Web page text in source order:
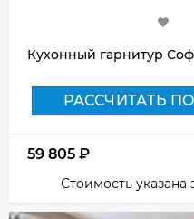
Кухонный гарнитур
РАССЧИТАТЬ
59 805 ₽
Стоимость